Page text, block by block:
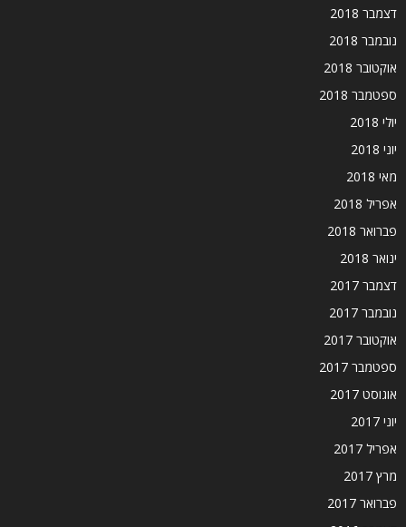
דצמבר 2018
נובמבר 2018
אוקטובר 2018
ספטמבר 2018
יולי 2018
יוני 2018
מאי 2018
אפריל 2018
פברואר 2018
ינואר 2018
דצמבר 2017
נובמבר 2017
אוקטובר 2017
ספטמבר 2017
אוגוסט 2017
יוני 2017
אפריל 2017
מרץ 2017
פברואר 2017